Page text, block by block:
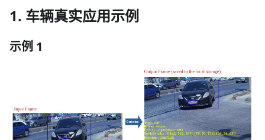
1. 车辆真实应用示例
示例 1